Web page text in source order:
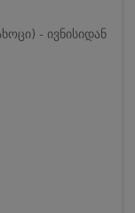
- ივნისიდან